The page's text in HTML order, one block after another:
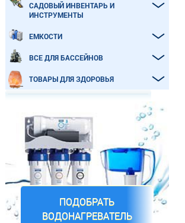
САДОВЫЙ ИНВЕНТАРЬ И
ИНСТРУМЕНТЫ
ЕМКОСТИ
ВСЕ ДЛЯ БАССЕЙНОВ
ТОВАРЫ ДЛЯ ЗДОРОВЬЯ
ПОДОБРАТЬ
ВОДОНАГРЕВАТЕЛЬ